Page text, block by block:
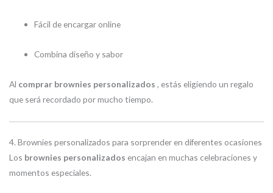
Fácil de encargar online
Combina diseño y sabor
Al comprar brownies personalizados , estás eligiendo un regalo
que será recordado por mucho tiempo.
4. Brownies personalizados para sorprender en diferentes ocasiones
Los brownies personalizados encajan en muchas celebraciones y
momentos especiales.